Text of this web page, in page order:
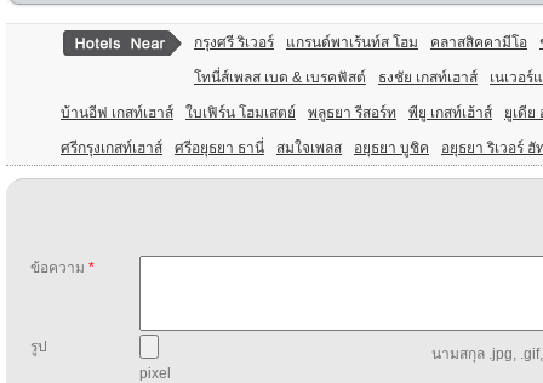
กรุงศรี ริเวอร์ แกรนด์พาเร้นท์ส โฮม คลาสสิคคามีโอ
โทนี่ส์เพลส เบด & เบรคฟัสต์ ธงชัย เกสท์เฮาส์ เนเวอร์
บ้านอีฟ เกสท์เฮาส์ ใบเฟิร์น โฮมเสตย์ พลูธยา รีสอร์ท พียู เกสท์เฮ้าส์ ยูเดีย
ศรีกรุงเกสท์เฮาส์ ศรีอยุธยา ธานี่ สมใจเพลส อยุธยา บูชิค อยุธยา ริเวอร์ ฮั
ข้อความ *
รูป
นามสกุล .jpg,
pixel